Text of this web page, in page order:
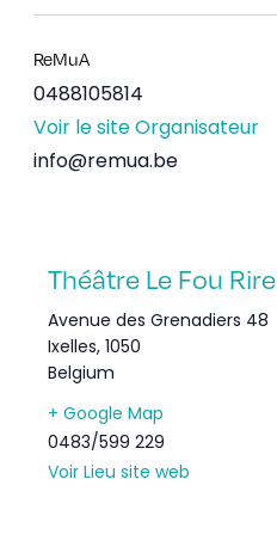
ReMuA
0488105814
Voir le site Organisateur
info@remua.be
Théâtre Le Fou Rire
Avenue des Grenadiers 48
Ixelles, 1050
Belgium
+ Google Map
0483/599 229
Voir Lieu site web